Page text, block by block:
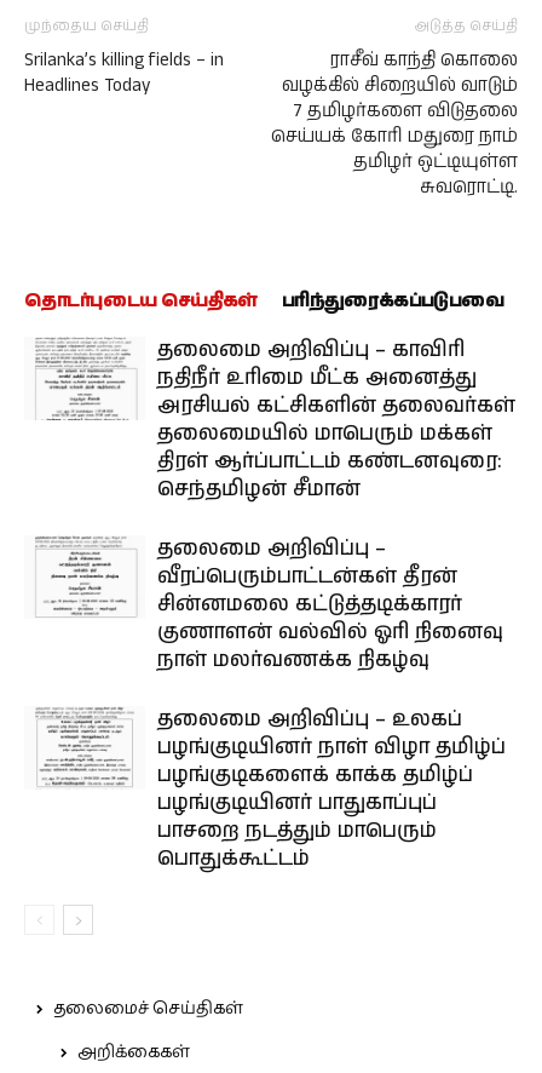
முந்தைய செய்தி
Srilanka’s killing fields – in
Headlines Today
அடுத்த செய்தி
ராசீவ் காந்தி கொலை
வழக்கில் சிறையில் வாடும்
7 தமிழர்களை விடுதலை
செய்யக் கோரி மதுரை நாம்
தமிழர் ஒட்டியுள்ள
சுவரொட்டி.
தொடர்புடைய செய்திகள் பரிந்துரைக்கப்படுபவை
தலைமை அறிவிப்பு – காவிரி
நதிநீர் உரிமை மீட்க அனைத்து
அரசியல் கட்சிகளின் தலைவர்கள்
தலைமையில் மாபெரும் மக்கள்
திரள் ஆர்ப்பாட்டம் கண்டனவுரை:
செந்தமிழன் சீமான்
தலைமை அறிவிப்பு –
வீரப்பெரும்பாட்டன்கள் தீரன்
சின்னமலை கட்டுத்தடிக்காரர்
குணாளன் வல்வில் ஓரி நினைவு
நாள் மலர்வணக்க நிகழ்வு
தலைமை அறிவிப்பு – உலகப்
பழங்குடியினர் நாள் விழா தமிழ்ப்
பழங்குடிகளைக் காக்க தமிழ்ப்
பழங்குடியினர் பாதுகாப்புப்
பாசறை நடத்தும் மாபெரும்
பொதுக்கூட்டம்
தலைமைச் செய்திகள்
அறிக்கைகள்